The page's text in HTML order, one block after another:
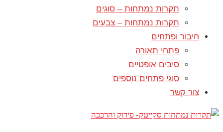
תקרות נמתחות – סוגים
תקרות נמתחות – צבעים
חיבור ופתחים
פתחי תאורה
סיבים אופטיים
סוגי פתחים נוספים
צור קשר